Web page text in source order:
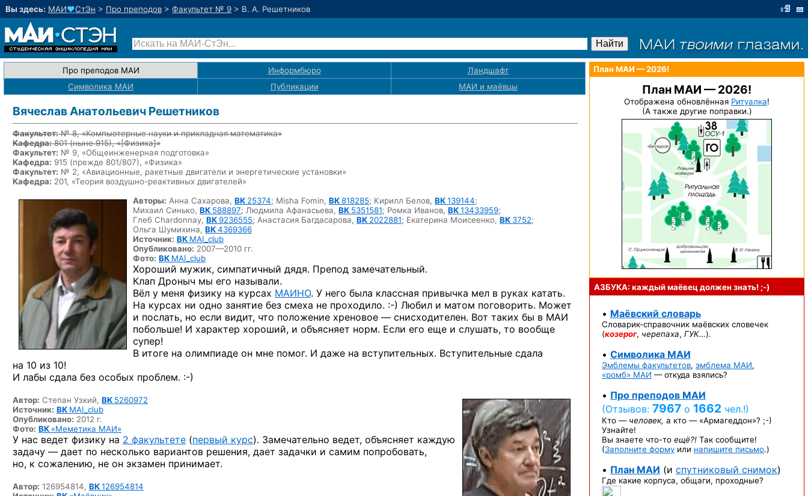
Вы здесь: МАИ♥СтЭн > Про преподов > Факультет № 9 > В. А. Решетников
Про преподов МАИ Информбюро
Ландшафт
Символика МАИ
Публикации МАИ и маёвцы
Вячеслав Анатольевич Решетников
Факультет:№ 8, «Компьютерные науки и прикладная математика»
Кафедра:801(ныне 915), «[Физика]»
Факультет: № 9, «Общеинженерная подготовка»
Кафедра: 915 (прежде 801/807), «Физика»
Факультет: № 2, «Авиационные, ракетные двигатели и энергетические установки»
Кафедра: 201, «Теория воздушно-реактивных двигателей»
Авторы: Анна Сахарова, ВК 25374; Misha Fomin, ВК818285; Кирилл Белов, ВК139144;
Михаил Синько, ВК 588897; Людмила Афанасьева, ВК 5351581; Ромка Иванов, ВК13433959;
Глеб Chardonnay, ВК9236555; Анастасия Багдасарова, ВК 2022881; Екатерина Моисеенко, ВК 3752;
Ольга Шумихина, ВК4369366
Источник: ВК MAI_club
Опубликовано: 2007—2010 гг.
Фото: ВК MAI_club
Хороший мужик, симпатичный дядя. Препод замечательный.
Клап Дроныч мы его называли.
Вёл у меня физику на курсах МАИНО. У него была классная привычка мел в руках катать.
На курсах ни одно занятие без смеха не проходило. :-) Любил и матом поговорить. Может
и послать, но если видит, что положение хреновое — снисходителен. Вот таких бы в МАИ
побольше! И характер хороший, и объясняет норм. Если его еще и слушать, то вообще
супер!
В итоге на олимпиаде он мне помог. И даже на вступительных. Вступительные сдала
на 10 из 10!
И лабы сдала без особых проблем. :-)
Автор: Степан Узкий, ВК 5260972
Источник: ВК MAI_club
Опубликовано: 2012 г.
Фото: ВК «Меметика МАИ»
У нас ведет физику на 2 факультете (первый курс). Замечательно ведет, объясняет каждую
задачу — дает по несколько вариантов решения, дает задачки и самим попробовать,
но, к сожалению, не он экзамен принимает.
Автор: 126954814, ВК126954814
План МАИ — 2026!
План МАИ — 2026!
Отображена обновлённая Ритуалка!
(А также другие поправки.)
АЗБУКА: каждый маёвец должензнать! ;-)
• Маёвский словарь
Словарик-справочник маёвских словечек
(козерог, черепаха, ГУК…).
• Символика МАИ
Эмблемы факультетов, эмблема МАИ,
«ромб» МАИ — откуда взялись?
• Про преподов МАИ
(Отзывов: 7967 о 1662 чел.!)
Кто — человек, а кто — «Армагеддон»? ;-)
Узнайте!
Вы знаете что-то ещё?! Так сообщите!
(Заполните форму или напишите письмо.)
• План МАИ (и спутниковый снимок)
Где какие корпуса, общаги, проходные?